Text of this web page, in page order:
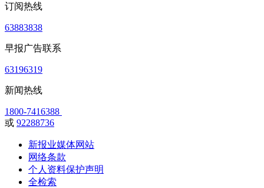
订阅热线
63883838
早报广告联系
63196319
新闻热线
1800-7416388
或 92288736
新报业媒体网站
网络条款
个人资料保护声明
全检索